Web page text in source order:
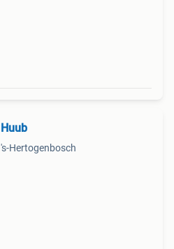
Huub
's-Hertogenbosch